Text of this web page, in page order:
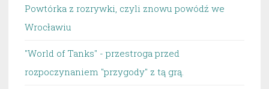
Powtórka z rozrywki, czyli znowu powódź we
Wrocławiu
"World of Tanks" - przestroga przed
rozpoczynaniem "przygody" z tą grą.